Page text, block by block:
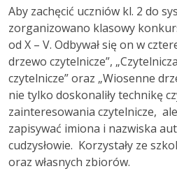
Aby zachęcić uczniów kl. 2 do
zorganizowano klasowy
od X – V. Odbywał się on w
drzewo czytelnicze”,
czytelnicze” oraz „Wiosenne
nie tylko doskonaliły technikę
zainteresowania czytelnicze,
zapisywać imiona i nazwiska
cudzysłowie. Korzystały ze
oraz własnych zbiorów.